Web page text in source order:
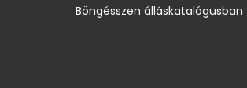
Böngésszen álláskatalógusban